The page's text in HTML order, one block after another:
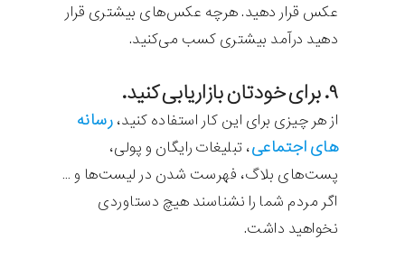
عکس قرار دهید. هرچه عکس‌های بیشتری قرار
دهید درآمد بیشتری کسب می‌کنید.
۹. برای خودتان بازاریابی کنید.
از هر چیزی برای این کار استفاده کنید، رسانه
های اجتماعی، تبلیغات رایگان و پولی،
پست‌های بلاگ، فهرست شدن در لیست‌ها و …
اگر مردم شما را نشناسند هیچ دستاوردی
نخواهید داشت.